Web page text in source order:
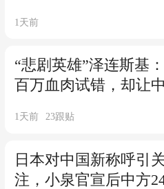
1天前
“悲剧英雄”泽连斯基
百万血肉试错，却让
1天前 23跟贴
日本对中国新称呼引
注，小泉官宣后中方